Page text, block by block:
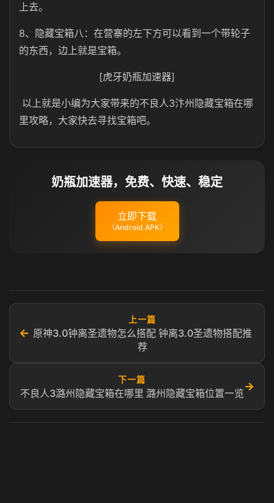
上去。
8、隐藏宝箱八：在营寨的左下方可以看到一个带轮子
的东西，边上就是宝箱。
[虎牙奶瓶加速器]
以上就是小编为大家带来的不良人3汴州隐藏宝箱在哪
里攻略，大家快去寻找宝箱吧。
奶瓶加速器，免费、快速、稳定
立即下载
（Android APK）
←
上一篇
原神3.0钟离圣遗物怎么搭配 钟离3.0圣遗物搭配推
荐
下一篇
不良人3潞州隐藏宝箱在哪里 潞州隐藏宝箱位置一览
→